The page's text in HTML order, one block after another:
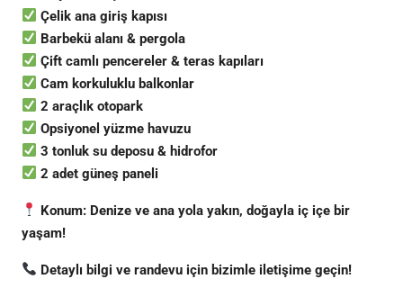
Çelik ana giriş kapısı
Barbekü alanı & pergola
Çift camlı pencereler & teras kapıları
Cam korkuluklu balkonlar
2 araçlık otopark
Opsiyonel yüzme havuzu
3 tonluk su deposu & hidrofor
2 adet güneş paneli
Konum: Denize ve ana yola yakın, doğayla iç içe bir
yaşam!
Detaylı bilgi ve randevu için bizimle iletişime geçin!